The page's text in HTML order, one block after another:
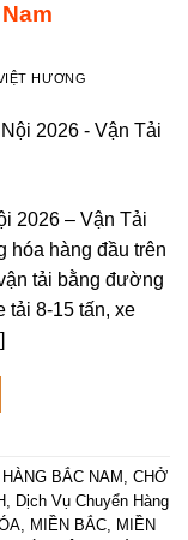
HƯƠNG
2026 – Vận Tải
hóa hàng đầu trên
tải bằng đường
tải 8-15 tấn, xe
BẮC NAM CHỞ
Dịch Vụ Chuyển Hàng
MIỀN BẮC MIỀN